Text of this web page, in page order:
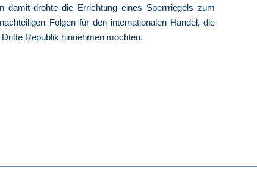
damit drohte die Errichtung eines Sperrriegels zum
Folgen für den internationalen Handel, die
Republik hinnehmen mochten.